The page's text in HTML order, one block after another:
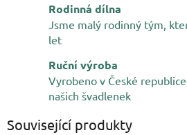
Rodinná dílna
Jsme malý rodinný tým,
let
Ruční výroba
Vyrobeno v České
našich švadlenek
Související produkty